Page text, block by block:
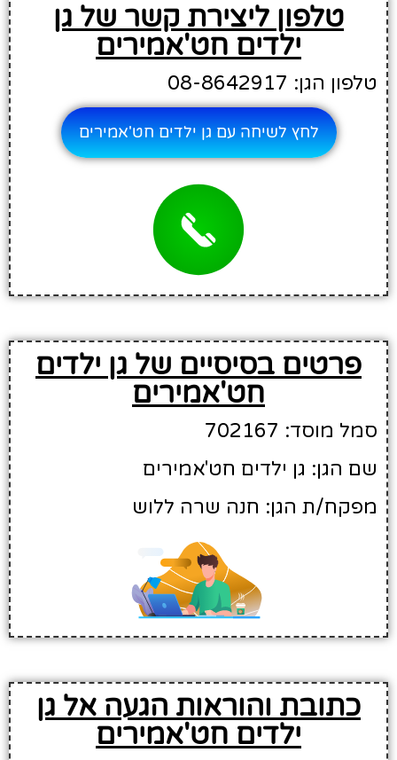
טלפון ליצירת קשר של גן
ילדים חט'אמירים
טלפון הגן: 08-8642917
לחץ לשיחה עם גן ילדים חט'אמירים
פרטים בסיסיים של גן ילדים
חט'אמירים
סמל מוסד: 702167
שם הגן: גן ילדים חט'אמירים
מפקח/ת הגן: חנה שרה ללוש
כתובת והוראות הגעה אל גן
ילדים חט'אמירים